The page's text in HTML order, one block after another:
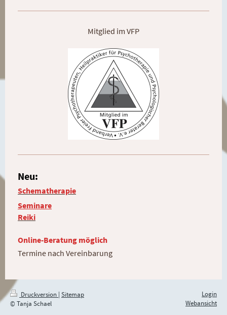
Mitglied im VFP
Neu:
Schematherapie
Seminare
Reiki
Online-Beratung möglich
Termine nach Vereinbarung
Druckversion | Sitemap
© Tanja Schael
Login
Webansicht